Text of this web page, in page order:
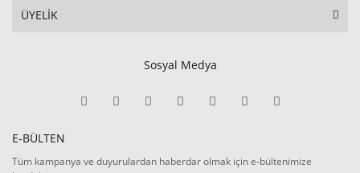
ÜYELİK
Sosyal Medya
E-BÜLTEN
Tüm kampanya ve duyurulardan haberdar olmak için e-bültenimize